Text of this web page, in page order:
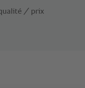
/ prix